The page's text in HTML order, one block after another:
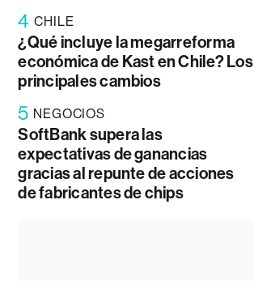
4 CHILE
¿Qué incluye la megarreforma
económica de Kast en Chile? Los
principales cambios
5 NEGOCIOS
SoftBank supera las
expectativas de ganancias
gracias al repunte de acciones
de fabricantes de chips